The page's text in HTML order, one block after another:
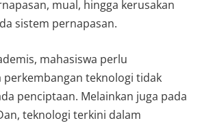
mual, hingga kerusakan
sistem pernapasan.
mahasiswa perlu
perkembangan teknologi tidak
penciptaan. Melainkan juga pada
teknologi terkini dalam